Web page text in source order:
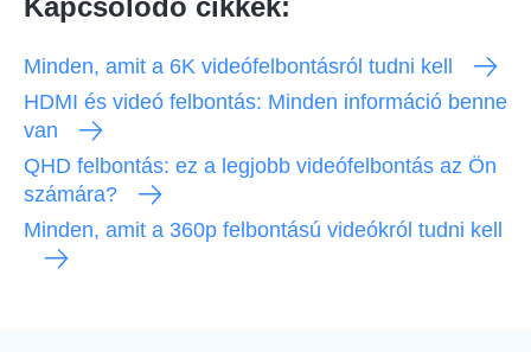
Minden, amit a 6K videófelbontásról tudni kell
HDMI és videó felbontás: Minden információ benne
van
QHD felbontás: ez a legjobb videófelbontás az Ön
számára?
Minden, amit a 360p felbontású videókról tudni kell